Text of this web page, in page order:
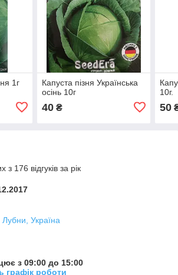
1г
Капуста пізня Українська
осінь 10г
40₴
10г.
50
з 176 відгуків за рік
Україна
з 09:00 до 15:00
графік роботи